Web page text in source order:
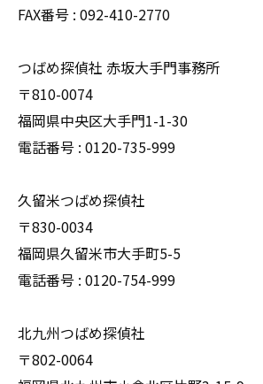
FAX番号 : 092-410-2770
つばめ探偵社 赤坂大手門事務所
〒810-0074
福岡県中央区大手門1-1-30
電話番号 : 0120-735-999
久留米つばめ探偵社
〒830-0034
福岡県久留米市大手町5-5
電話番号 : 0120-754-999
北九州つばめ探偵社
〒802-0064